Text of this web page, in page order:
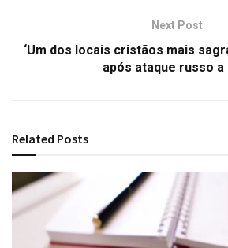
Next Post
‘Um dos locais cristãos mais
após ataque russo a
Related Posts